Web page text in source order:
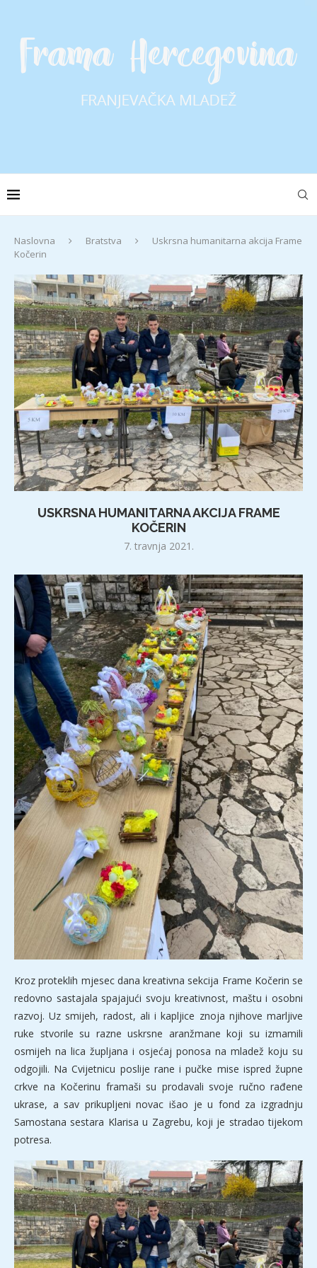
Naslovna Bratstva
Uskrsna humanitarna akcija Frame
Kočerin
USKRSNA HUMANITARNA AKCIJA FRAME
KOČERIN
7. travnja 2021.
Kroz proteklih mjesec dana kreativna sekcija Frame Kočerin se
redovno sastajala spajajući svoju kreativnost, maštu i osobni
razvoj. Uz smijeh, radost, ali i kapljice znoja njihove marljive
ruke stvorile su razne uskrsne aranžmane koji su izmamili
osmijeh na lica župljana i osjećaj ponosa na mladež koju su
odgojili. Na Cvijetnicu poslije rane i pučke mise ispred župne
crkve na Kočerinu framaši su prodavali svoje ručno rađene
ukrase, a sav prikupljeni novac išao je u fond za izgradnju
Samostana sestara Klarisa u Zagrebu, koji je stradao tijekom
potresa.